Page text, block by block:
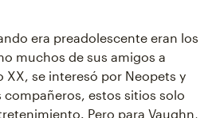
era preadolescente eran los
muchos de sus amigos a
XX, se interesó por Neopets y
compañeros, estos sitios solo
Pero para Vaughn,